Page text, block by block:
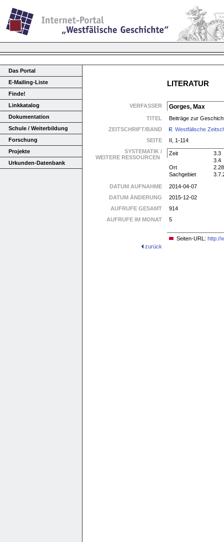
Das Portal
E-Mailing-Liste
Finde!
Linkkatalog
Dokumentation
Schule / Weiterbildung
Forschung
Projekte
Urkunden-Datenbank
LITERATUR
VERFASSER Gorges, Max
TITEL
Beiträge zur
ZEITSCHRIFT/BAND
Westfälische
SEITE
II, 1-114
SYSTEMATIK /
WEITERE RESSOURCEN
Zeit
3.3
3.4
Ort
2.28
Sachgebiet
DATUM AUFNAHME
2014-04-07
DATUM ÄNDERUNG
2015-12-02
AUFRUFE GESAMT
914
AUFRUFE IM MONAT
5
Seiten-URL: http://
zurück